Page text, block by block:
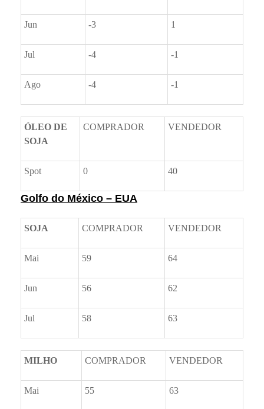
Jun -3 1
Jul -4 -1
Ago -4 -1
ÓLEO DE
SOJA
COMPRADOR VENDEDOR
Spot 0 40
Golfo do México – EUA
SOJA COMPRADOR VENDEDOR
Mai 59 64
Jun 56 62
Jul 58 63
MILHO COMPRADOR VENDEDOR
Mai 55 63